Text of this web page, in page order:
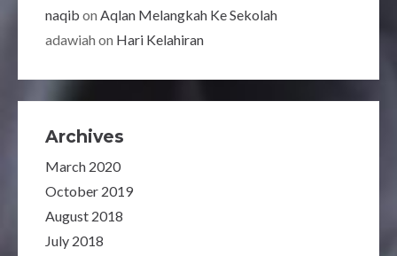
naqib on Aqlan Melangkah Ke Sekolah
adawiah on Hari Kelahiran
Archives
March 2020
October 2019
August 2018
July 2018